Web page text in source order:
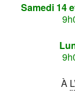
Samedi 14
À